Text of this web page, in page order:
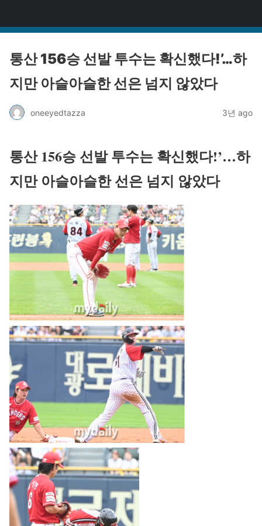
통산 156승 선발 투수는 확신했다!’…하
지만 아슬아슬한 선은 넘지 않았다
oneeyedtazza 3년 ago
통산 156승 선발 투수는 확신했다!’…하
지만 아슬아슬한 선은 넘지 않았다